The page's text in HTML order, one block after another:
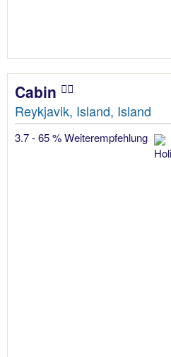
Cabin
Reykjavik, Island, Island
3.7 - 65 % Weiterempfehlung